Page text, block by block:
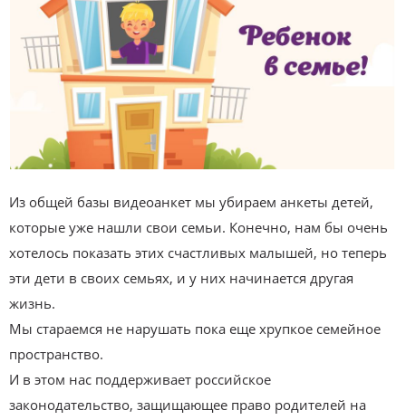
Из общей базы видеоанкет мы убираем анкеты детей,
которые уже нашли свои семьи. Конечно, нам бы очень
хотелось показать этих счастливых малышей, но теперь
эти дети в своих семьях, и у них начинается другая
жизнь.
Мы стараемся не нарушать пока еще хрупкое семейное
пространство.
И в этом нас поддерживает российское
законодательство, защищающее право родителей на